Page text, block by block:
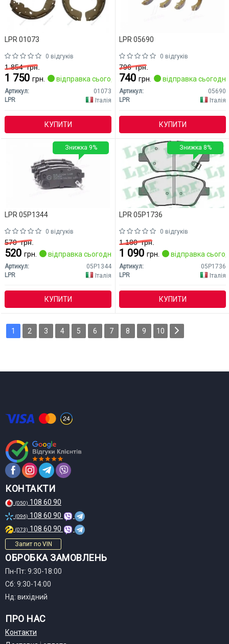
LPR 01073
0 відгуків
1 854грн.
1 750 грн. відправка сьогодні
Артикул:
01073
LPR
Італія
КУПИТИ
LPR 05690
0 відгуків
796грн.
740 грн. відправка сьогодні
Артикул:
05690
LPR
Італія
КУПИТИ
LPR 05P1344
0 відгуків
570грн.
520 грн. відправка сьогодні
Артикул:
05P1344
LPR
Італія
КУПИТИ
Знижка 9%
LPR 05P1736
0 відгуків
1 180грн.
1 090 грн. відправка
Артикул:
05P1736
LPR
Італія
КУПИТИ
Знижка 8%
1 2 3 4 5 6 7 8 9 10
КОНТАКТИ
(050) 108 60 90
(096) 108 60 90
(073) 108 60 90
Запит по VIN
ОБРОБКА ЗАМОВЛЕНЬ
Пн-Пт: 9:30-18:00
Сб: 9:30-14:00
Нд: вихідний
ПРО НАС
Контакти